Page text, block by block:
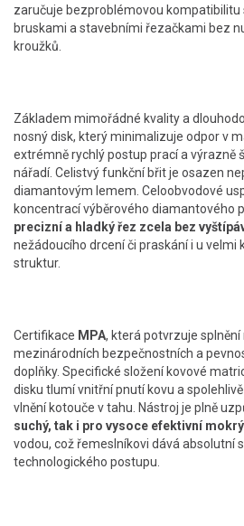
zaručuje bezproblémovou kompatibilitu
bruskami a stavebními řezačkami bez
kroužků.
Základem mimořádné kvality a
nosný disk, který minimalizuje odpor v
extrémně rychlý postup prací a výrazně
nářadí. Celistvý funkční břit je osazen
diamantovým lemem. Celoobvodové
koncentrací výběrového diamantového
precizní a hladký řez zcela bez
nežádoucího drcení či praskání i u velmi
struktur.
Certifikace MPA, která potvrzuje splnění
mezinárodních bezpečnostních a
doplňky. Specifické složení kovové
disku tlumí vnitřní pnutí kovu a
vlnění kotouče v tahu. Nástroj je plně
suchý, tak i pro vysoce efektivní
vodou, což řemeslníkovi dává absolutní
technologického postupu.